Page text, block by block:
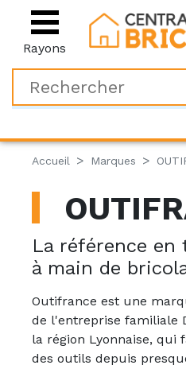
Rayons
Accueil Marques
La référence en
à main de
Outifrance est une
de l'entreprise familiale
la région Lyonnaise, qui
des outils depuis